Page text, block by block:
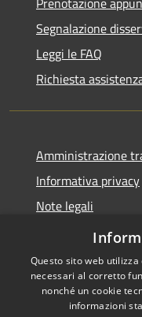
Segnalazione
Leggi le FAQ
Richiesta
Amministrazione
Informativa privacy
Note legali
Dichiarazione di
Questo sito web
necessari al corretto
nonché un cookie
informazioni